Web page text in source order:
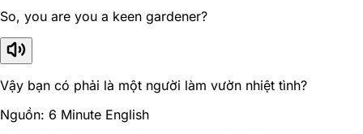
So, you are you a keen gardener?
Vậy bạn có phải là một người làm vườn nhiệt tình?
Nguồn: 6 Minute English